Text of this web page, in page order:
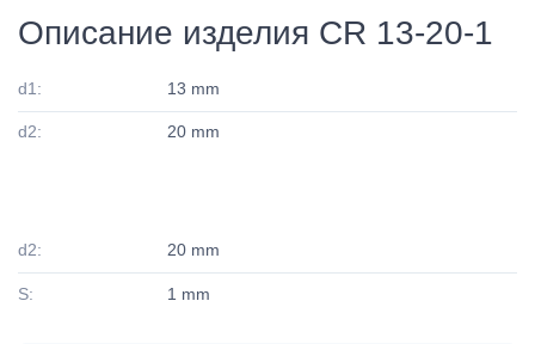
Описание изделия CR 13-20-1
d1: 13 mm
d2: 20 mm
d2: 20 mm
S: 1 mm